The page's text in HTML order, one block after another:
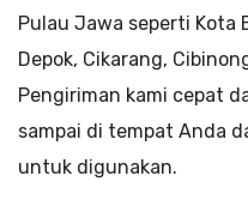
Pulau Jawa seperti Kota
Depok, Cikarang,
Pengiriman kami cepat
sampai di tempat Anda
untuk digunakan.